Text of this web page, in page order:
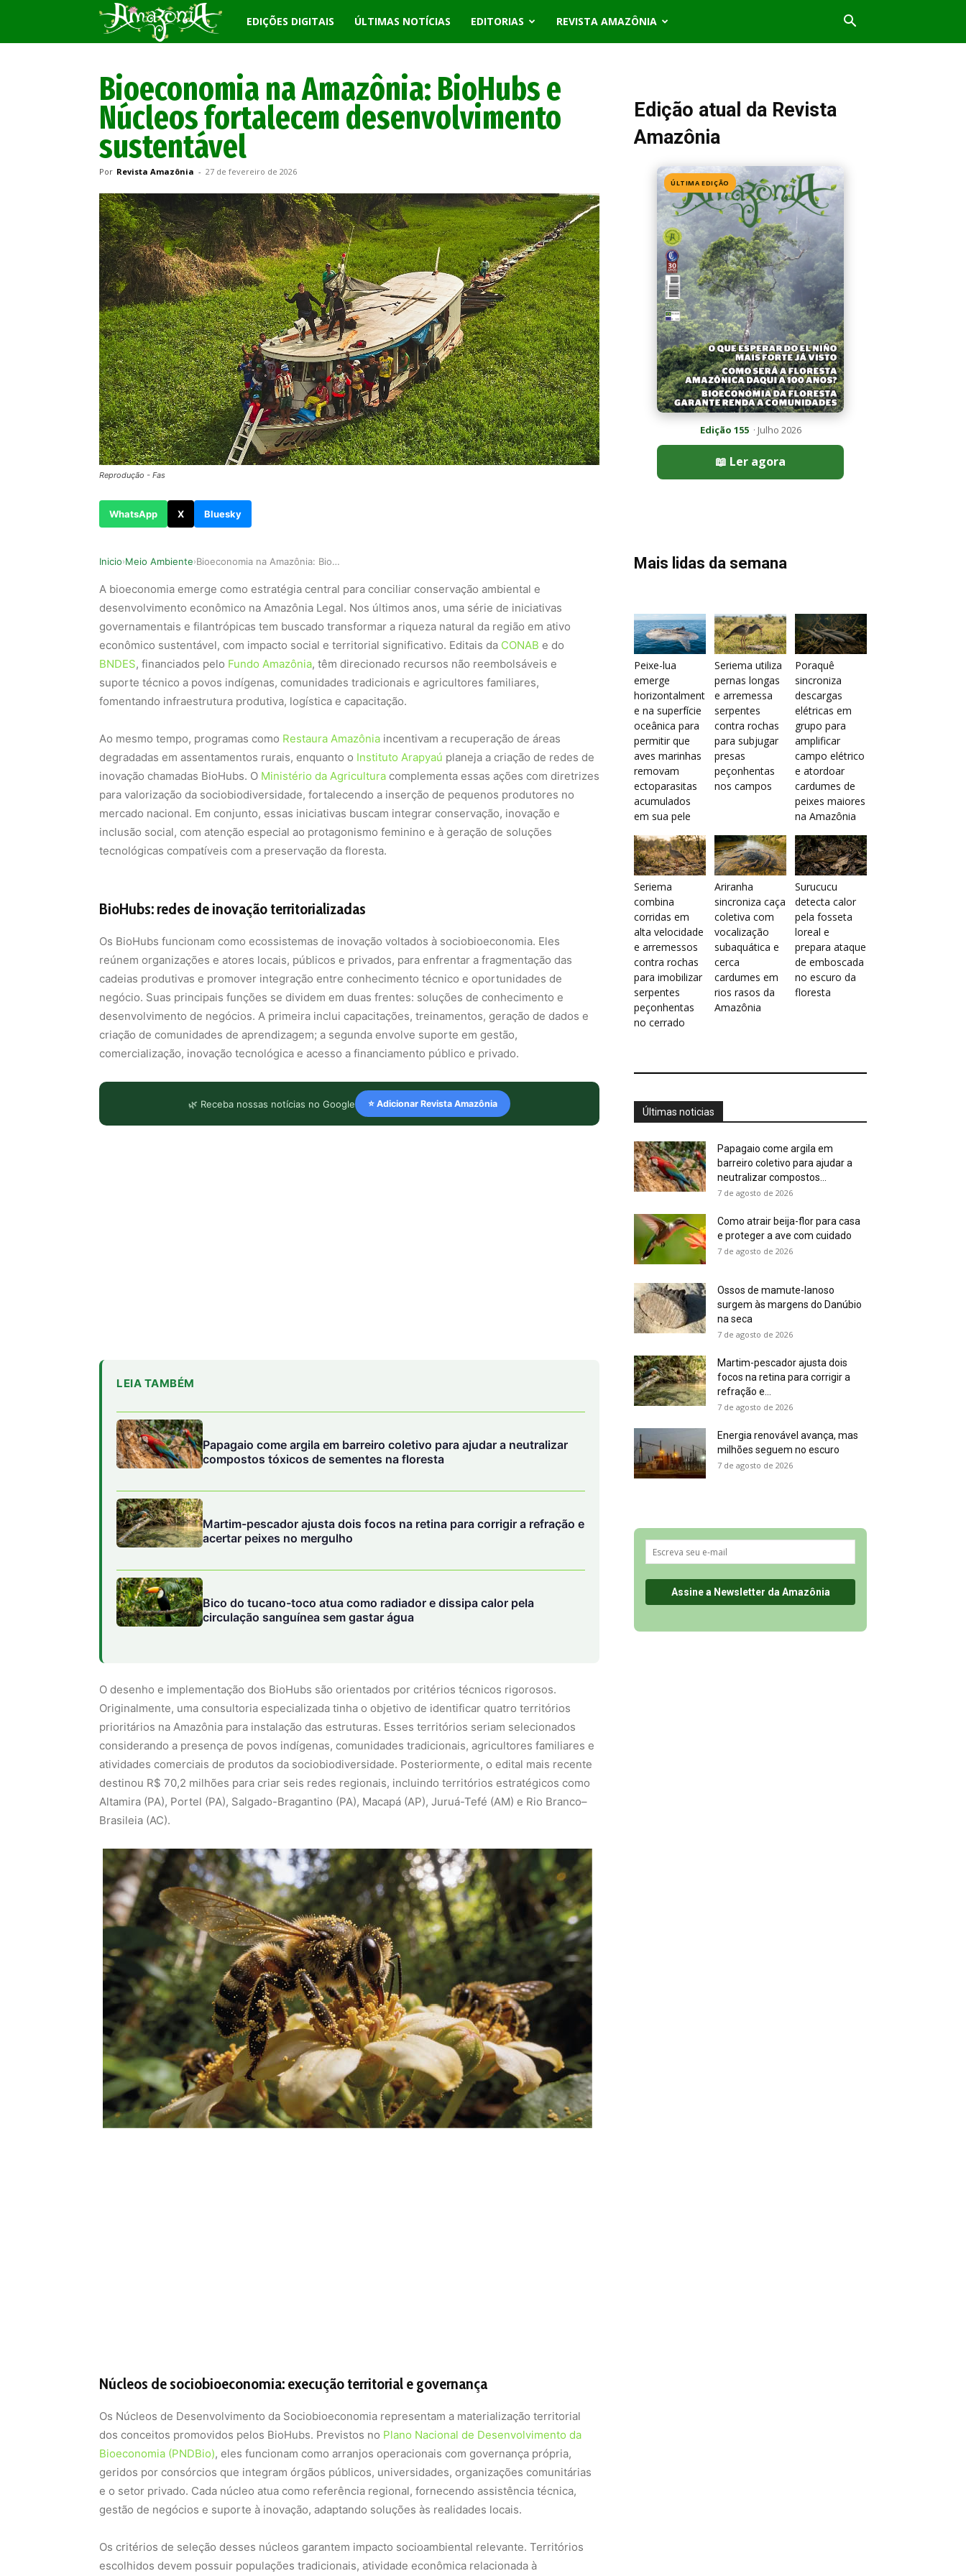
Revista
EDIÇÕES DIGITAIS ÚLTIMAS NOTÍCIAS EDITORIAS REVISTA AMAZÔNIA
Bioeconomia na Amazônia: BioHubs e
Núcleos fortalecem desenvolvimento
sustentável
Por Revista Amazônia - 27 de fevereiro de 2026
Reprodução - Fas
WhatsApp X Bluesky
Inicio›Meio Ambiente› Bioeconomia na Amazônia: BioHubs e Núcleos fort…
A bioeconomia emerge como estratégia central para conciliar conservação ambiental e
desenvolvimento econômico na Amazônia Legal. Nos últimos anos, uma série de iniciativas
governamentais e filantrópicas tem buscado transformar a riqueza natural da região em ativo
econômico sustentável, com impacto social e territorial significativo. Editais da CONAB e do
BNDES, financiados pelo Fundo Amazônia, têm direcionado recursos não reembolsáveis e
suporte técnico a povos indígenas, comunidades tradicionais e agricultores familiares,
fomentando infraestrutura produtiva, logística e capacitação.
Ao mesmo tempo, programas como Restaura Amazônia incentivam a recuperação de áreas
degradadas em assentamentos rurais, enquanto o Instituto Arapyaú planeja a criação de redes de
inovação chamadas BioHubs. O Ministério da Agricultura complementa essas ações com diretrizes
para valorização da sociobiodiversidade, fortalecendo a inserção de pequenos produtores no
mercado nacional. Em conjunto, essas iniciativas buscam integrar conservação, inovação e
inclusão social, com atenção especial ao protagonismo feminino e à geração de soluções
tecnológicas compatíveis com a preservação da floresta.
BioHubs: redes de inovação territorializadas
Os BioHubs funcionam como ecossistemas de inovação voltados à sociobioeconomia. Eles
reúnem organizações e atores locais, públicos e privados, para enfrentar a fragmentação das
cadeias produtivas e promover integração entre conhecimento técnico e oportunidades de
negócio. Suas principais funções se dividem em duas frentes: soluções de conhecimento e
desenvolvimento de negócios. A primeira inclui capacitações, treinamentos, geração de dados e
criação de comunidades de aprendizagem; a segunda envolve suporte em gestão,
comercialização, inovação tecnológica e acesso a financiamento público e privado.
🌿 Receba nossas notícias no Google ⭐ Adicionar Revista Amazônia
Martim-pescador ajusta dois focos na retina para corrigir a refração e
Bico do tucano-toco atua como radiador e dissipa calor pela
O desenho e implementação dos BioHubs são orientados por critérios técnicos rigorosos.
Originalmente, uma consultoria especializada tinha o objetivo de identificar quatro territórios
prioritários na Amazônia para instalação das estruturas. Esses territórios seriam selecionados
considerando a presença de povos indígenas, comunidades tradicionais, agricultores familiares e
Altamira (PA), Portel (PA), Salgado-Bragantino (PA), Macapá (AP), Juruá-Tefé (AM) e Rio Branco–
Brasileia (AC).
e o setor privado. Cada núcleo atua como referência regional, fornecendo assistência técnica,
gestão de negócios e suporte à inovação, adaptando soluções às realidades locais.
Os critérios de seleção desses núcleos garantem impacto socioambiental relevante. Territórios
escolhidos devem possuir populações tradicionais, atividade econômica relacionada à
sociobiodiversidade, presença de áreas de conservação ambiental e infraestrutura de Instituições
Científicas, Tecnológicas e de Inovação (ICTs). A integração com os BioHubs garante que as
soluções de conhecimento e negócio se articulem com a governança local, promovendo
Integração entre políticas públicas, financiamento e inovação
Edição atual da Revista
Amazônia
ÚLTIMA EDIÇÃO
Edição 155· Julho 2026
📖 Ler agora
Mais lidas da semana
Peixe-lua
emerge
horizontalment
e na superfície
oceânica para
permitir que
aves marinhas
removam
ectoparasitas
acumulados
em sua pele
Seriema utiliza
pernas longas
e arremessa
serpentes
contra rochas
para subjugar
presas
peçonhentas
nos campos
Poraquê
sincroniza
descargas
elétricas em
grupo para
amplificar
campo elétrico
e atordoar
cardumes de
peixes maiores
na Amazônia
Seriema
combina
corridas em
alta velocidade
e arremessos
contra rochas
para imobilizar
serpentes
peçonhentas
no cerrado
Ariranha
sincroniza caça
coletiva com
vocalização
subaquática e
cerca
cardumes em
rios rasos da
Amazônia
Surucucu
detecta calor
pela fosseta
loreal e
prepara ataque
de emboscada
no escuro da
floresta
Últimas noticias
Papagaio come argila em
barreiro coletivo para ajudar a
neutralizar compostos...
7 de agosto de 2026
Como atrair beija-flor para casa
e proteger a ave com cuidado
7 de agosto de 2026
Ossos de mamute-lanoso
surgem às margens do Danúbio
na seca
7 de agosto de 2026
Martim-pescador ajusta dois
focos na retina para corrigir a
refração e...
7 de agosto de 2026
Energia renovável avança, mas
milhões seguem no escuro
7 de agosto de 2026